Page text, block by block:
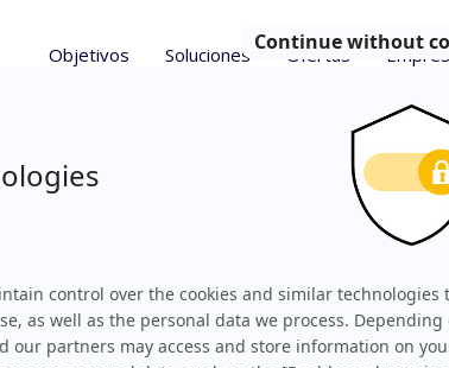
Objetivos Soluciones Ofertas
evitar
de
medios?